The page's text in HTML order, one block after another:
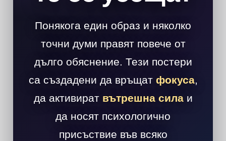
Понякога един образ и няколко
точни думи правят повече от
дълго обяснение. Тези постери
са създадени да връщат фокуса,
да активират вътрешна силаи
да носят психологично
присъствие във всяко